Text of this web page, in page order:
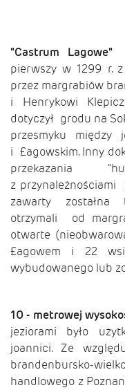
"Castrum Lagowe"
pierwszy w 1299 r.
przez margrabiów
i Henrykowi
dotyczył grodu na
przesmyku między
i £agowskim. Inny
z przynależnościami
zawarty zostałna
otrzymali od
otwarte
£agowem i 22
wybudowanego lub
10 - metrowej
jeziorami było
joannici. Ze
brandenbursko-
handlowego z